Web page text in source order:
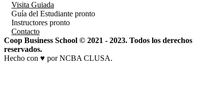
Visita Guiada
Guía del Estudiante pronto
Instructores pronto
Contacto
Coop Business School © 2021 - 2023. Todos los derechos
reservados.
Hecho con ♥ por NCBA CLUSA.